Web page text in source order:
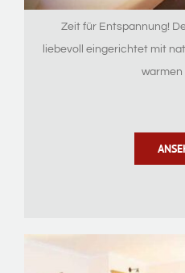
Zeit für Entspannung!
liebevoll eingerichtet mit
warmen